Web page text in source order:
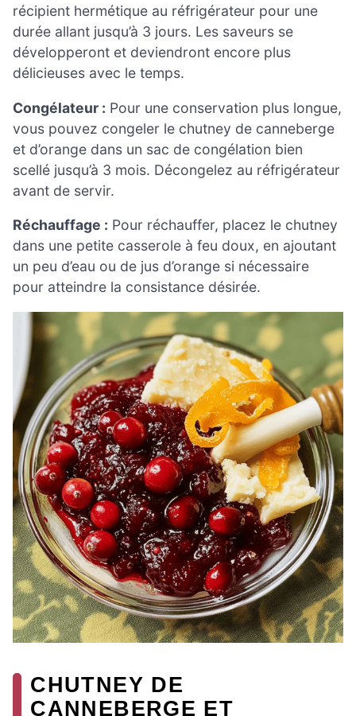
récipient hermétique au réfrigérateur pour une
durée allant jusqu’à 3 jours. Les saveurs se
développeront et deviendront encore plus
délicieuses avec le temps.
Congélateur : Pour une conservation plus longue,
vous pouvez congeler le chutney de canneberge
et d’orange dans un sac de congélation bien
scellé jusqu’à 3 mois. Décongelez au réfrigérateur
avant de servir.
Réchauffage : Pour réchauffer, placez le chutney
dans une petite casserole à feu doux, en ajoutant
un peu d’eau ou de jus d’orange si nécessaire
pour atteindre la consistance désirée.
CHUTNEY DE
CANNEBERGE ET